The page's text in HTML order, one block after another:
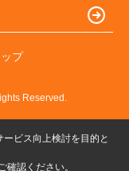
プ
Reserved.
ビス向上検討を目的と
確認ください。